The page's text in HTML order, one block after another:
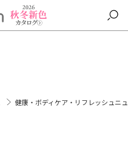
健康・ボディケア・リフレッシュニ